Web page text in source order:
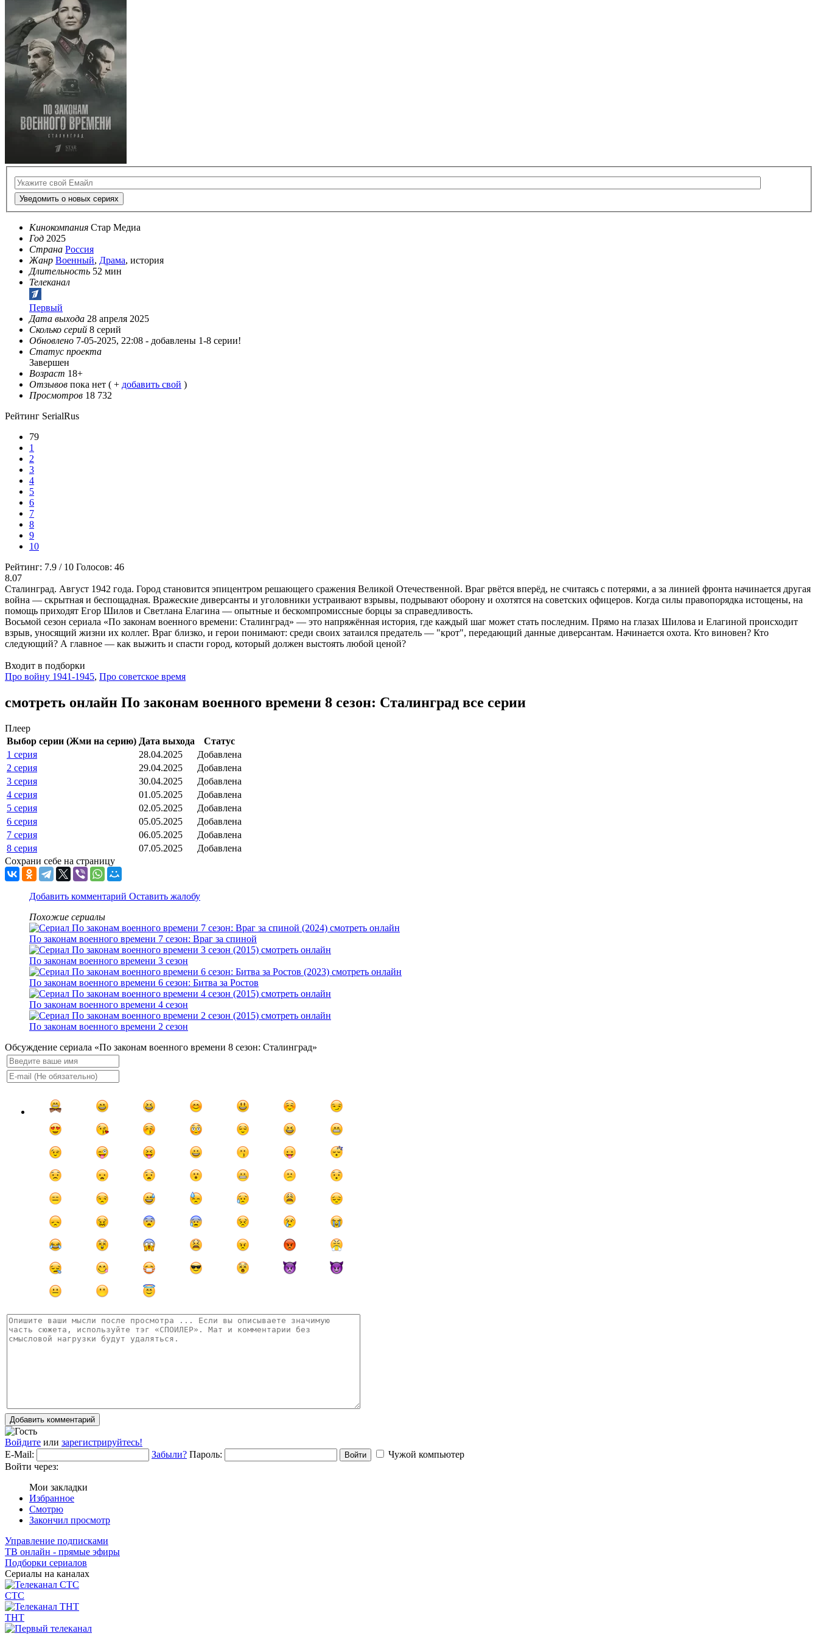
Уведомить о новых сериях
Кинокомпания Стар Медиа
Год 2025
Страна Россия
Жанр Военный, Драма, история
Длительность 52 мин
Телеканал
Первый
Дата выхода 28 апреля 2025
Сколько серий 8 серий
Обновлено 7-05-2025, 22:08 - добавлены 1-8 серии!
Статус проекта
Завершен
Возраст 18+
Отзывов пока нет ( + добавить свой )
Просмотров 18 732
Рейтинг SerialRus
79
1
2
3
4
5
6
7
8
9
10
Рейтинг: 7.9 / 10 Голосов: 46
8.07
Сталинград. Август 1942 года. Город становится эпицентром решающего сражения Великой Отечественной. Враг рвётся вперёд, не считаясь с потерями, а за линией фронта начинается другая
война — скрытная и беспощадная. Вражеские диверсанты и уголовники устраивают взрывы, подрывают оборону и охотятся на советских офицеров. Когда силы правопорядка истощены, на
помощь приходят Егор Шилов и Светлана Елагина — опытные и бескомпромиссные борцы за справедливость.
Восьмой сезон сериала «По законам военного времени: Сталинград» — это напряжённая история, где каждый шаг может стать последним. Прямо на глазах Шилова и Елагиной происходит
взрыв, уносящий жизни их коллег. Враг близко, и герои понимают: среди своих затаился предатель — "крот", передающий данные диверсантам. Начинается охота. Кто виновен? Кто
следующий? А главное — как выжить и спасти город, который должен выстоять любой ценой?
Входит в подборки
Про войну 1941-1945, Про советское время
смотреть онлайн По законам военного времени 8 сезон: Сталинград все серии
Плеер
Выбор серии (Жми на серию) Дата выхода
Статус
1 серия
28.04.2025
Добавлена
2 серия
29.04.2025
Добавлена
3 серия
30.04.2025
Добавлена
4 серия
01.05.2025
Добавлена
5 серия
02.05.2025
Добавлена
6 серия
05.05.2025
Добавлена
7 серия
06.05.2025
Добавлена
8 серия
07.05.2025
Добавлена
Сохрани себе на страницу
Добавить комментарий Оставить жалобу
Похожие сериалы
По законам военного времени 7 сезон: Враг за спиной
По законам военного времени 3 сезон
По законам военного времени 6 сезон: Битва за Ростов
По законам военного времени 4 сезон
По законам военного времени 2 сезон
Обсуждение сериала «По законам военного времени 8 сезон: Сталинград»
Добавить комментарий
Войдите или зарегистрируйтесь!
E-Mail:
Забыли? Пароль: Войти
Чужой компьютер
Войти через:
Мои закладки
Избранное
Смотрю
Закончил просмотр
Управление подписками
ТВ онлайн - прямые эфиры
Подборки сериалов
Сериалы на каналах
СТС
ТНТ